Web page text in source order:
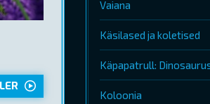
Vaiana
Käsilased ja koletised
Käpapatrull:
Koloonia